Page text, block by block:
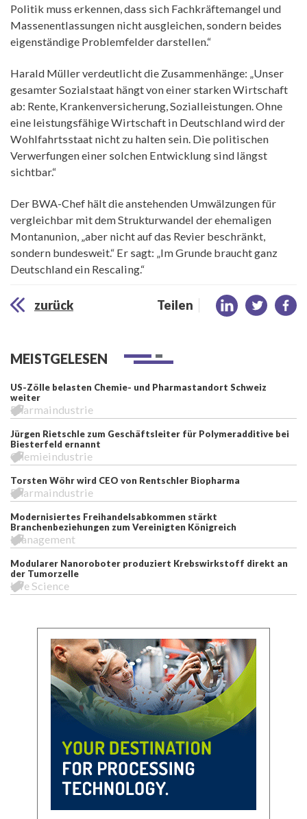
Politik muss erkennen, dass sich Fachkräftemangel und
Massenentlassungen nicht ausgleichen, sondern beides
eigenständige Problemfelder darstellen.“
Harald Müller verdeutlicht die Zusammenhänge: „Unser
gesamter Sozialstaat hängt von einer starken Wirtschaft
ab: Rente, Krankenversicherung, Sozialleistungen. Ohne
eine leistungsfähige Wirtschaft in Deutschland wird der
Wohlfahrtsstaat nicht zu halten sein. Die politischen
Verwerfungen einer solchen Entwicklung sind längst
sichtbar.“
Der BWA-Chef hält die anstehenden Umwälzungen für
vergleichbar mit dem Strukturwandel der ehemaligen
Montanunion, „aber nicht auf das Revier beschränkt,
sondern bundesweit.“ Er sagt: „Im Grunde braucht ganz
Deutschland ein Rescaling.“
zurück Teilen
MEISTGELESEN
US-Zölle belasten Chemie- und Pharmastandort Schweiz
weiter
Pharmaindustrie
Jürgen Rietschle zum Geschäftsleiter für Polymeradditive bei
Biesterfeld ernannt
Chemieindustrie
Torsten Wöhr wird CEO von Rentschler Biopharma
Pharmaindustrie
Modernisiertes Freihandelsabkommen stärkt
Branchenbeziehungen zum Vereinigten Königreich
Management
Modularer Nanoroboter produziert Krebswirkstoff direkt an
der Tumorzelle
Life Science